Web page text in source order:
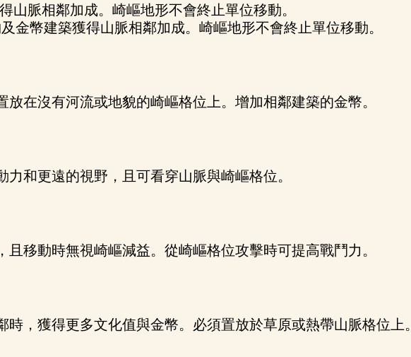
山脈相鄰加成。崎嶇地形不會終止單位移動。
金幣建築獲得山脈相鄰加成。崎嶇地形不會終止單位移動。
在沒有河流或地貌的崎嶇格位上。增加相鄰建築的金幣。
和更遠的視野，且可看穿山脈與崎嶇格位。
移動時無視崎嶇減益。從崎嶇格位攻擊時可提高戰鬥力。
時，獲得更多文化值與金幣。必須置放於草原或熱帶山脈格位